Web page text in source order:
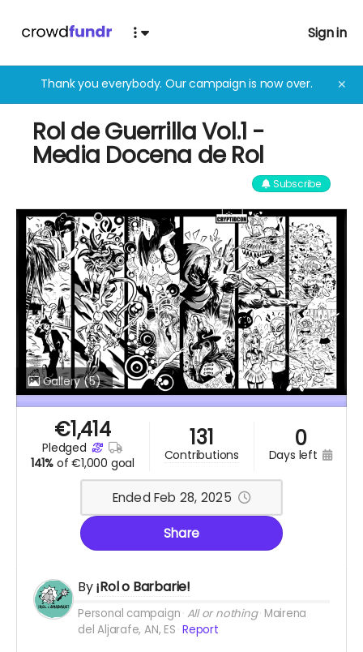
Sign in
Thank you everybody. Our campaign is now over. ✕
Rol de Guerrilla Vol.1 -
Media Docena de Rol
Subscribe
Gallery(5)
€1,414
pledged
141% of €1,000 goal
131
contributions
0
days left
Ended Feb 28, 2025
Share
By¡Rol o Barbarie!
Personal campaign All or nothing Mairena
del Aljarafe, AN, ES Report